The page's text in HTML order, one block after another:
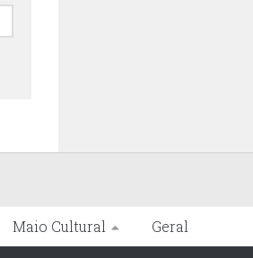
Maio Cultural Geral